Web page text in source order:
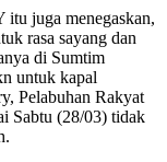
juga menegaskan,
rasa sayang dan
di Sumtim
untuk kapal
Pelabuhan Rakyat
Sabtu (28/03) tidak